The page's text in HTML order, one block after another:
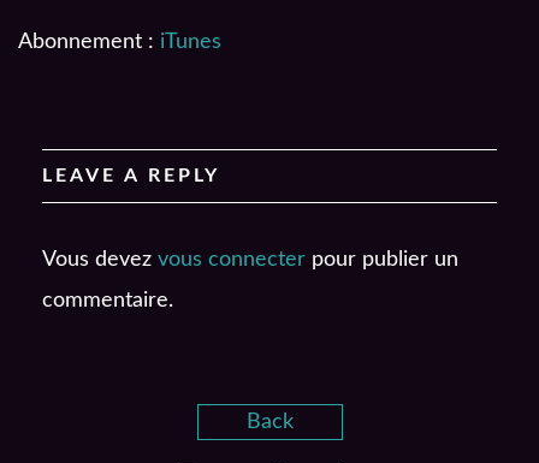
Abonnement : iTunes
LEAVE A REPLY
Vous devez vous connecter pour publier un
commentaire.
Back